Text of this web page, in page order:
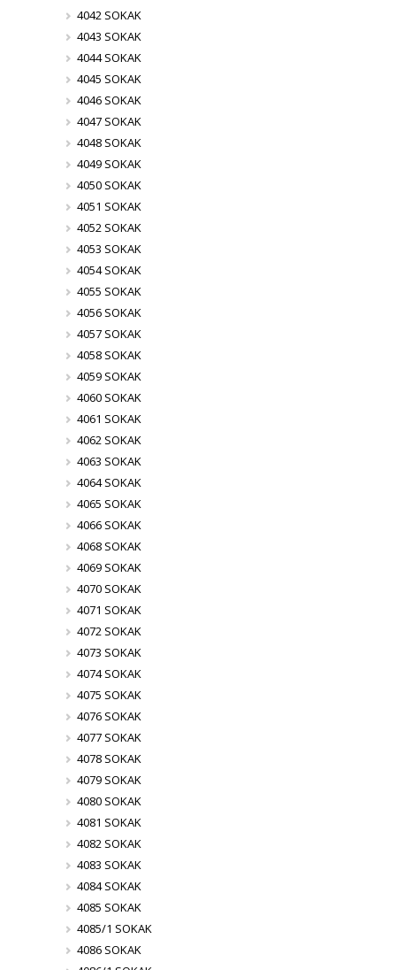
4042 SOKAK
4043 SOKAK
4044 SOKAK
4045 SOKAK
4046 SOKAK
4047 SOKAK
4048 SOKAK
4049 SOKAK
4050 SOKAK
4051 SOKAK
4052 SOKAK
4053 SOKAK
4054 SOKAK
4055 SOKAK
4056 SOKAK
4057 SOKAK
4058 SOKAK
4059 SOKAK
4060 SOKAK
4061 SOKAK
4062 SOKAK
4063 SOKAK
4064 SOKAK
4065 SOKAK
4066 SOKAK
4068 SOKAK
4069 SOKAK
4070 SOKAK
4071 SOKAK
4072 SOKAK
4073 SOKAK
4074 SOKAK
4075 SOKAK
4076 SOKAK
4077 SOKAK
4078 SOKAK
4079 SOKAK
4080 SOKAK
4081 SOKAK
4082 SOKAK
4083 SOKAK
4084 SOKAK
4085 SOKAK
4085/1 SOKAK
4086 SOKAK